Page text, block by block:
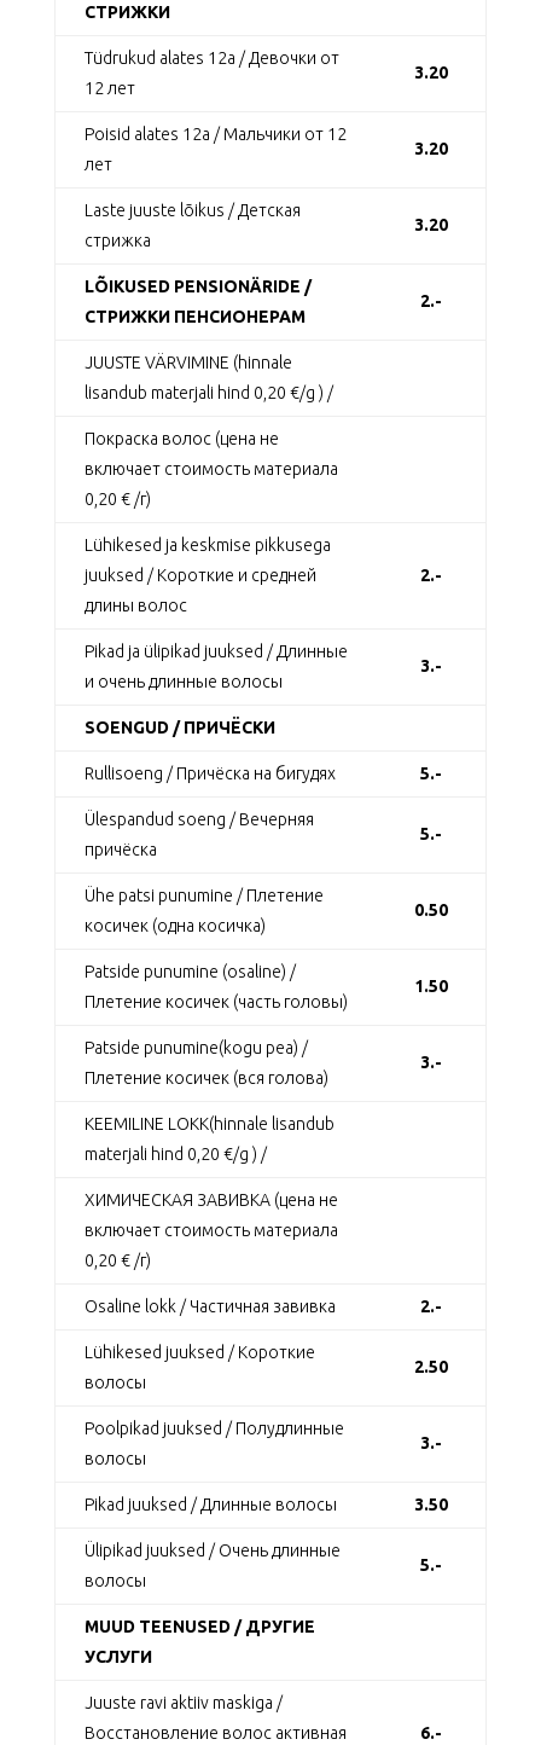
СТРИЖКИ
Tüdrukud alates 12a / Девочки от
12 лет
3.20
Poisid alates 12a / Мальчики от 12
лет
3.20
Laste juuste lõikus / Детская
стрижка
3.20
LÕIKUSED PENSIONÄRIDE /
СТРИЖКИ ПЕНСИОНЕРАМ
2.-
JUUSTE VÄRVIMINE (hinnale
lisandub materjali hind 0,20 €/g ) /
Покраска волос (цена не
включает стоимость материала
0,20 € /г)
Lühikesed ja keskmise pikkusega
juuksed / Короткие и средней
длины волос
2.-
Pikad ja ülipikad juuksed / Длинные
и очень длинные волосы
3.-
SOENGUD / ПРИЧЁСКИ
Rullisoeng / Причёска на бигудях 5.-
Ülespandud soeng / Вечерняя
причёска
5.-
Ühe patsi punumine / Плетение
косичек (одна косичка)
0.50
Patside punumine (osaline) /
Плетение косичек (часть головы)
1.50
Patside punumine(kogu pea) /
Плетение косичек (вся голова)
3.-
KEEMILINE LOKK(hinnale lisandub
materjali hind 0,20 €/g ) /
ХИМИЧЕСКАЯ ЗАВИВКА (цена не
включает стоимость материала
0,20 € /г)
Osaline lokk / Частичная завивка 2.-
Lühikesed juuksed / Короткие
волосы
2.50
Poolpikad juuksed / Полудлинные
волосы
3.-
Pikad juuksed / Длинные волосы 3.50
Ülipikad juuksed / Очень длинные
волосы
5.-
MUUD TEENUSED / ДРУГИЕ
УСЛУГИ
Juuste ravi aktiiv maskiga /
Восстановление волос активная
6.-